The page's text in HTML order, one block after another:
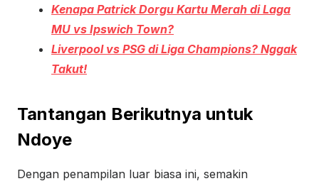
Kenapa Patrick Dorgu Kartu Merah di Laga
MU vs Ipswich Town?
Liverpool vs PSG di Liga Champions? Nggak
Takut!
Tantangan Berikutnya untuk
Ndoye
Dengan penampilan luar biasa ini, semakin